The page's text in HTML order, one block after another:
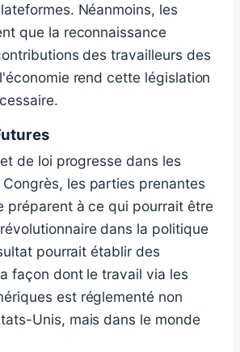
Néanmoins, les
que la reconnaissance
des travailleurs des
rend cette législation
de loi progresse dans les
les parties prenantes
préparent à ce qui pourrait être
dans la politique
pourrait établir des
façon dont le travail via les
est réglementé non
Unis, mais dans le monde